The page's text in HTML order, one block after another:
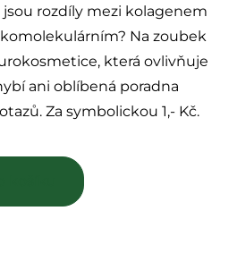
rozdíly mezi kolagenem
Na zoubek
která ovlivňuje
ani oblíbená poradna
Za symbolickou 1,- Kč.